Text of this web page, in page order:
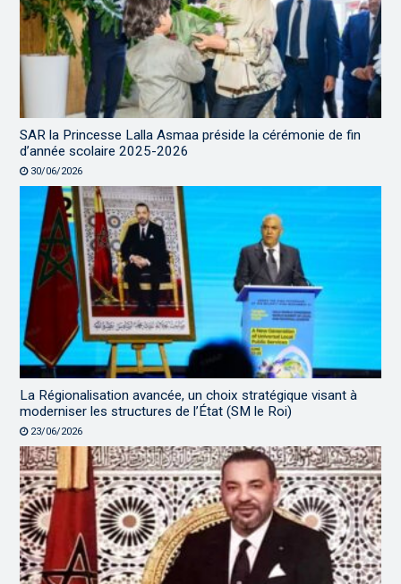
SAR la Princesse Lalla Asmaa préside la cérémonie de fin
d’année scolaire 2025-2026
30/06/2026
La Régionalisation avancée, un choix stratégique visant à
moderniser les structures de l’État (SM le Roi)
23/06/2026